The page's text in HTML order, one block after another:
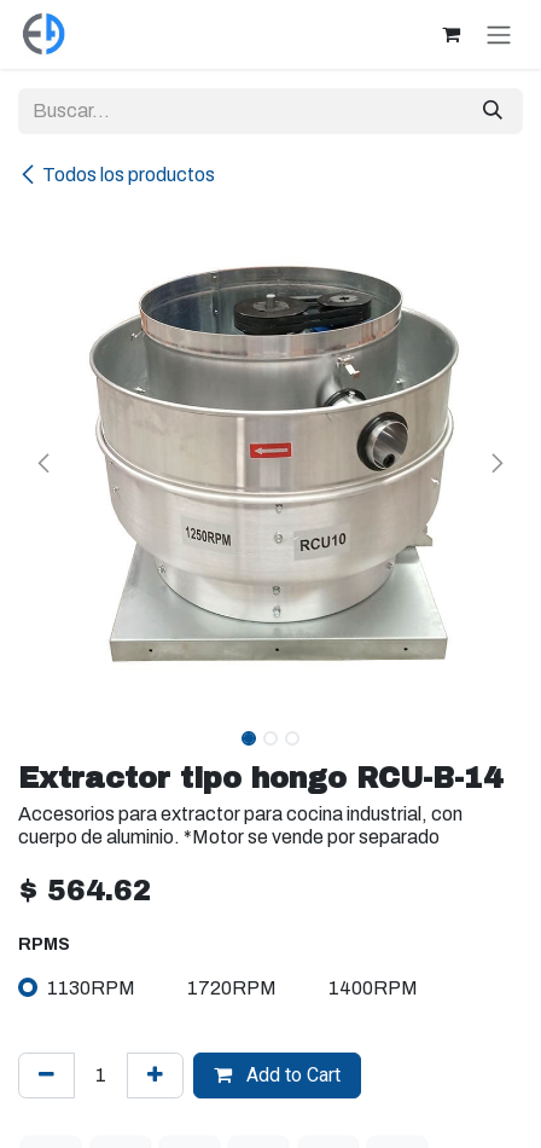
Ir al contenido
Todos los productos
Extractor tipo hongo RCU-B-14
Accesorios para extractor para cocina industrial, con
cuerpo de aluminio. *Motor se vende por separado
$ 564.62
RPMS
1130RPM 1720RPM 1400RPM
Add to Cart